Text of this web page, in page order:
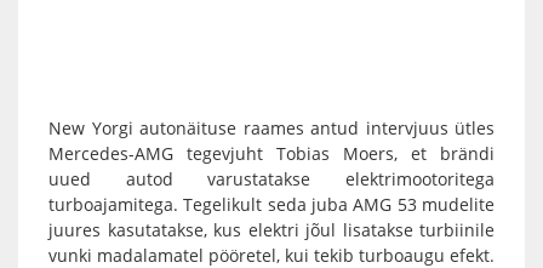
New Yorgi autonäituse raames antud intervjuus ütles
Mercedes-AMG tegevjuht Tobias Moers, et brändi
uued autod varustatakse elektrimootoritega
turboajamitega. Tegelikult seda juba AMG 53 mudelite
juures kasutatakse, kus elektri jõul lisatakse turbiinile
vunki madalamatel pööretel, kui tekib turboaugu efekt.